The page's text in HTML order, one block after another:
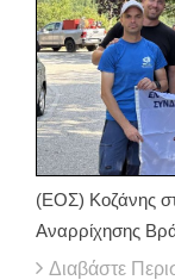
(ΕΟΣ) Κοζάνης
Αναρρίχησης
Διαβάστε